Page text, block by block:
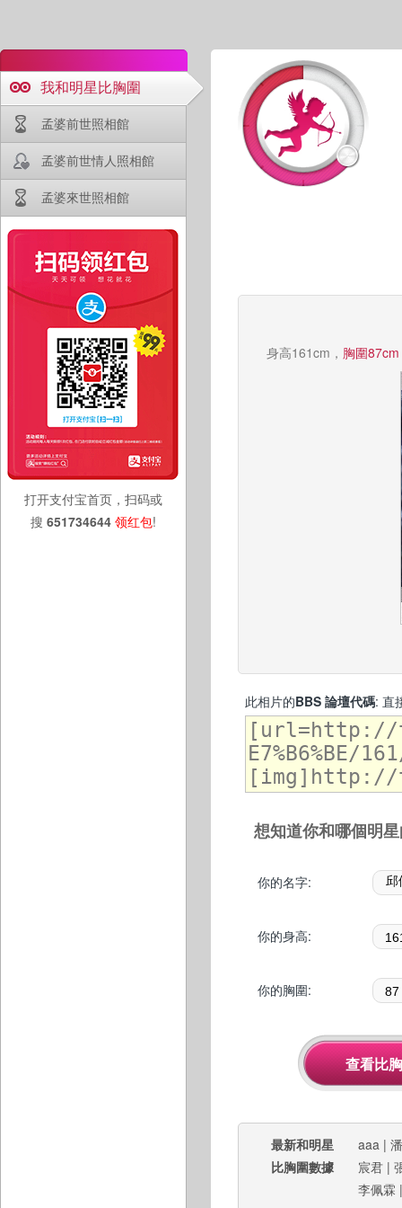
我和明星比胸圍
孟婆前世照相館
孟婆前世情人照相館
孟婆來世照相館
打开支付宝首页，扫码或
搜 651734644 领红包!
身高161cm， 胸圍87cm
此相片的BBS 論壇代碼: 直
想知道你和哪個明
你的名字:
你的身高:
你的胸圍:
最新和明星
比胸圍數據
aaa |
宸君 |
李佩霖